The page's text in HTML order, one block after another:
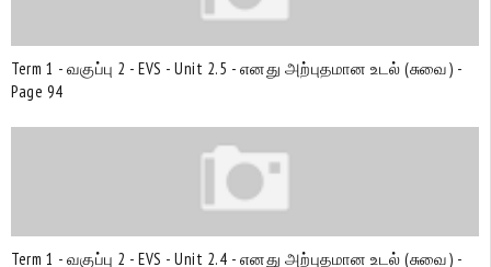
Term 1 - வகுப்பு 2 - EVS - Unit 2.5 - எனது அற்புதமான உடல் (சுவை) -
Page 94
Term 1 - வகுப்பு 2 - EVS - Unit 2.4 - எனது அற்புதமான உடல் (சுவை) -